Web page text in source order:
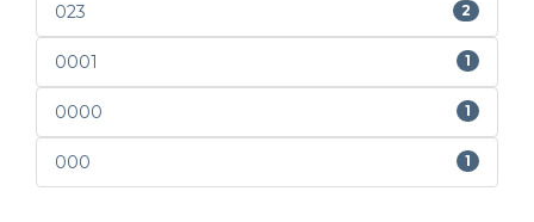
023 2
0001 1
0000 1
000 1